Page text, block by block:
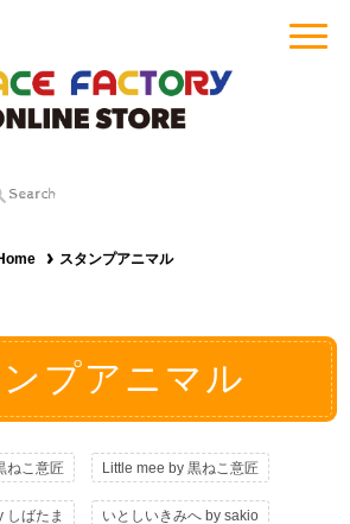
スタンプアニマル
プアニマル
ねこ意匠 Little mee by 黒ねこ意匠
しばたま いとしいきみへ by sakio